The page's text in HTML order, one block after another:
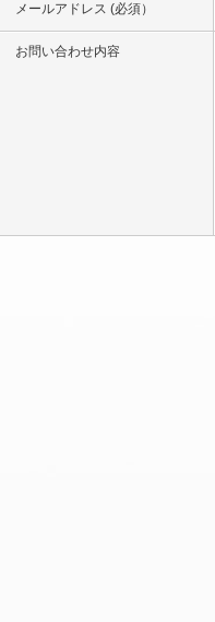
メールアドレス (必須）
お問い合わせ内容